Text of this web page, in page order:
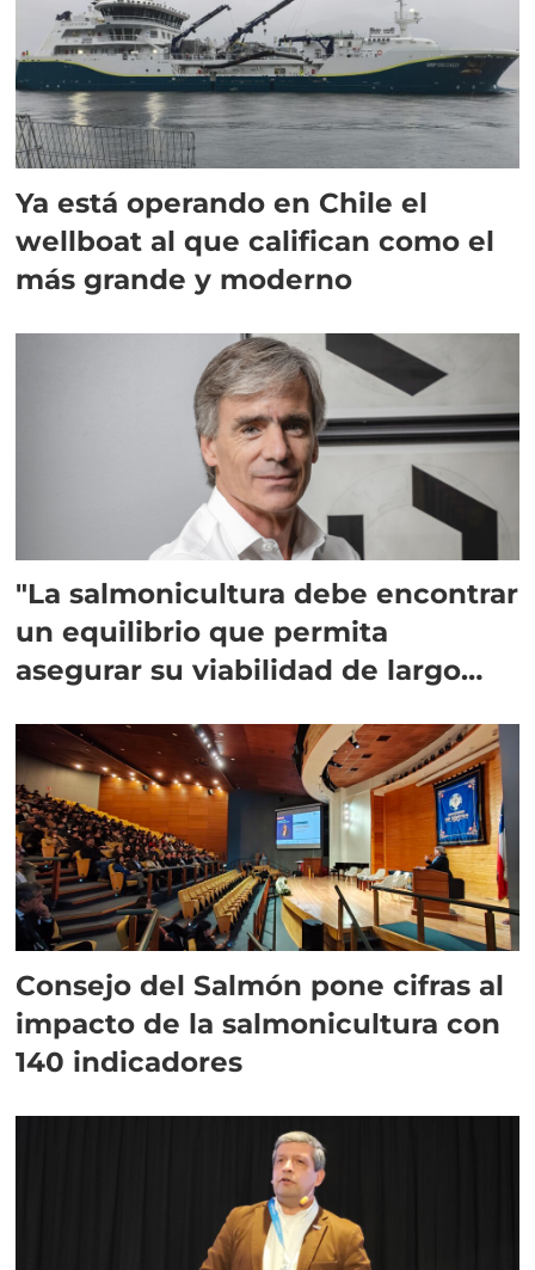
Ya está operando en Chile el
wellboat al que califican como el
más grande y moderno
"La salmonicultura debe encontrar
un equilibrio que permita
asegurar su viabilidad de largo
Consejo del Salmón pone cifras al
impacto de la salmonicultura con
140 indicadores